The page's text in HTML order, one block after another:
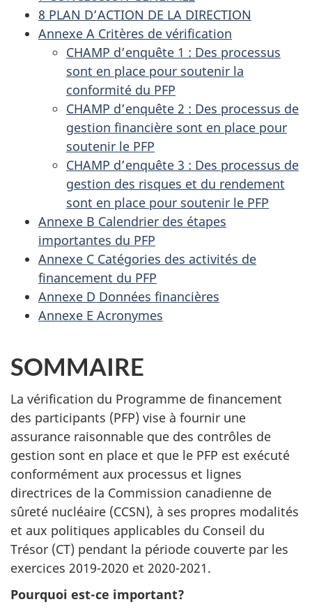
8 PLAN D’ACTION DE LA DIRECTION
Annexe A Critères de vérification
CHAMP d’enquête 1 : Des processus
sont en place pour soutenir la
conformité du PFP
CHAMP d’enquête 2 : Des processus de
gestion financière sont en place pour
soutenir le PFP
CHAMP d’enquête 3 : Des processus de
gestion des risques et du rendement
sont en place pour soutenir le PFP
Annexe B Calendrier des étapes
importantes du PFP
Annexe C Catégories des activités de
financement du PFP
Annexe D Données financières
Annexe E Acronymes
SOMMAIRE
La vérification du Programme de financement
des participants (PFP) vise à fournir une
assurance raisonnable que des contrôles de
gestion sont en place et que le PFP est exécuté
conformément aux processus et lignes
directrices de la Commission canadienne de
sûreté nucléaire (CCSN), à ses propres modalités
et aux politiques applicables du Conseil du
Trésor (CT) pendant la période couverte par les
exercices 2019-2020 et 2020-2021.
Pourquoi est-ce important?